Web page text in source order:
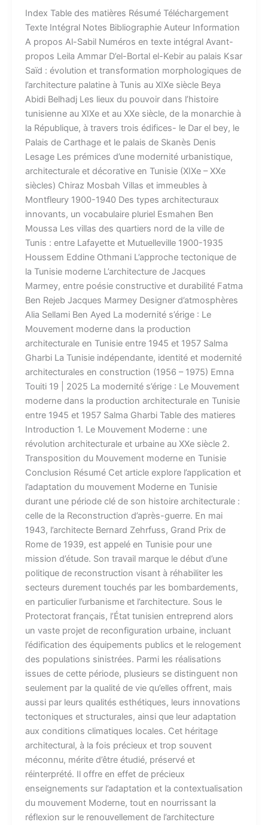
Index​ Table des matières Résumé Téléchargement
Texte Intégral Notes Bibliographie Auteur​ Information
A propos Al-Sabil​ Numéros en texte intégral​ Avant-
propos Leila Ammar D’el-Bortal el-Kebir au palais Ksar
Saïd : évolution et transformation morphologiques de
l’architecture palatine à Tunis au XIXe siècle Beya
Abidi Belhadj Les lieux du pouvoir dans l’histoire
tunisienne au XIXe et au XXe siècle, de la monarchie à
la République, à travers trois édifices- le Dar el bey, le
Palais de Carthage et le palais de Skanès Denis
Lesage Les prémices d’une modernité urbanistique,
architecturale et décorative en Tunisie (XIXe – XXe
siècles) Chiraz Mosbah Villas et immeubles à
Montfleury 1900-1940 Des types architecturaux
innovants, un vocabulaire pluriel Esmahen Ben
Moussa Les villas des quartiers nord de la ville de
Tunis : entre Lafayette et Mutuelleville 1900-1935
Houssem Eddine Othmani L’approche tectonique de
la Tunisie moderne L’architecture de Jacques
Marmey, entre poésie constructive et durabilité Fatma
Ben Rejeb Jacques Marmey Designer d’atmosphères
Alia Sellami Ben Ayed La modernité s’érige : Le
Mouvement moderne dans la production
architecturale en Tunisie entre 1945 et 1957 Salma
Gharbi La Tunisie indépendante, identité et modernité
architecturales en construction (1956 – 1975) Emna
Touiti 19 | 2025 La modernité s’érige : Le Mouvement
moderne dans la production architecturale en Tunisie
entre 1945 et 1957 Salma Gharbi Table des matieres
Introduction 1. Le Mouvement Moderne : une
révolution architecturale et urbaine au XXe siècle 2.
Transposition du Mouvement moderne en Tunisie
Conclusion Résumé Cet article explore l’application et
l’adaptation du mouvement Moderne en Tunisie
durant une période clé de son histoire architecturale :
celle de la Reconstruction d’après-guerre. En mai
1943, l’architecte Bernard Zehrfuss, Grand Prix de
Rome de 1939, est appelé en Tunisie pour une
mission d’étude. Son travail marque le début d’une
politique de reconstruction visant à réhabiliter les
secteurs durement touchés par les bombardements,
en particulier l’urbanisme et l’architecture. Sous le
Protectorat français, l’État tunisien entreprend alors
un vaste projet de reconfiguration urbaine, incluant
l’édification des équipements publics et le relogement
des populations sinistrées. Parmi les réalisations
issues de cette période, plusieurs se distinguent non
seulement par la qualité de vie qu’elles offrent, mais
aussi par leurs qualités esthétiques, leurs innovations
tectoniques et structurales, ainsi que leur adaptation
aux conditions climatiques locales. Cet héritage
architectural, à la fois précieux et trop souvent
méconnu, mérite d’être étudié, préservé et
réinterprété. Il offre en effet de précieux
enseignements sur l’adaptation et la contextualisation
du mouvement Moderne, tout en nourrissant la
réflexion sur le renouvellement de l’architecture